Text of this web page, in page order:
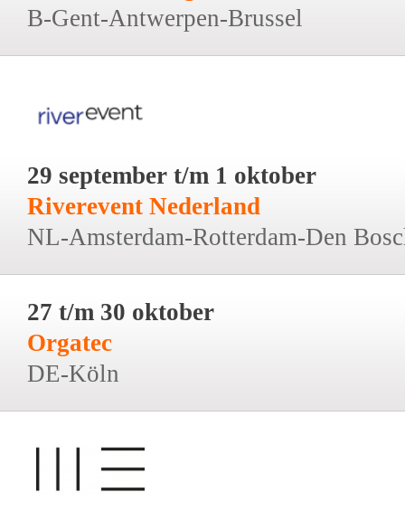
B-Gent-Antwerpen-Brussel
29 september t/m 1 oktober
Riverevent Nederland
NL-Amsterdam-Rotterdam-Den
27 t/m 30 oktober
Orgatec
DE-Köln